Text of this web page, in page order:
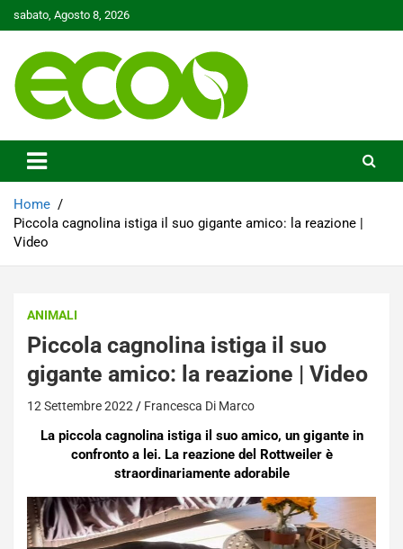
to
sabato, Agosto 8, 2026
Ecoo.it
Home
Piccola cagnolina istiga il suo gigante amico: la reazione |
Video
ANIMALI
Piccola cagnolina istiga il suo
gigante amico: la reazione | Video
12 Settembre 2022 Francesca Di Marco
La piccola cagnolina istiga il suo amico, un gigante in
confronto a lei. La reazione del Rottweiler è
straordinariamente adorabile